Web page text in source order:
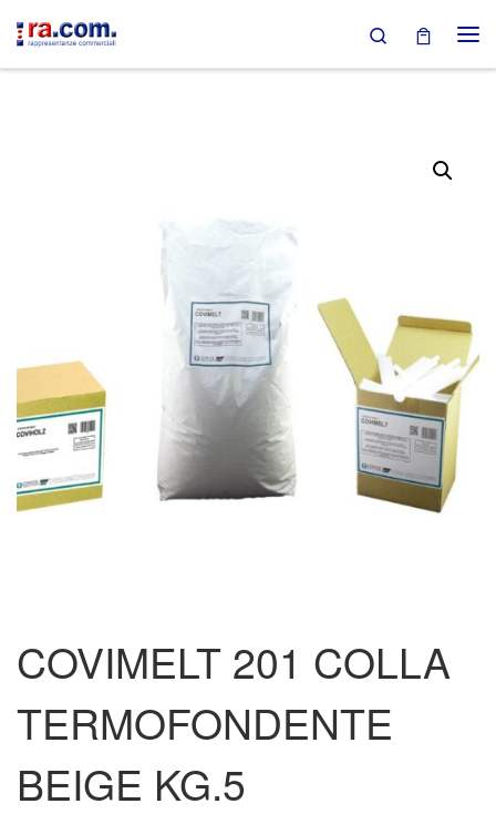
Passa al contenuto Search
COVIMELT 201 COLLA
TERMOFONDENTE
BEIGE KG.5